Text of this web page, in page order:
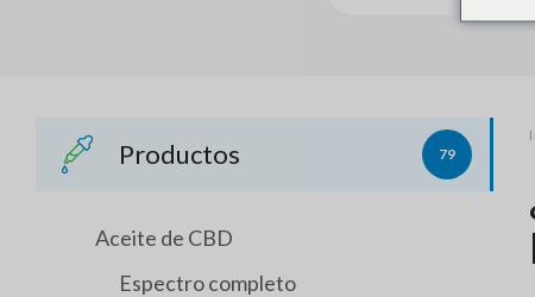
Productos 79
Aceite de CBD
Espectro completo